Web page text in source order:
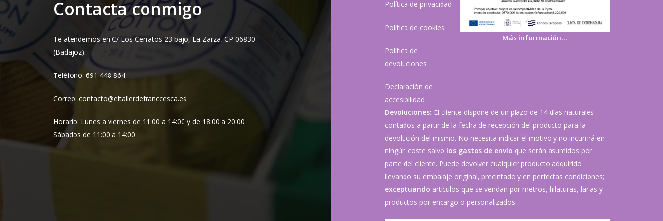
Contacta conmigo
Te atendemos en C/ Los Cerratos 23 bajo, La Zarza, CP 06830
(Badajoz).
Teléfono: 691 448 864
Correo: contacto@eltallerdefranccesca.es
Horario: Lunes a viernes de 11:00 a 14:00 y de 18:00 a 20:00
Sábados de 11:00 a 14:00
Política de privacidad
Política de cookies
Política de
devoluciones
Declaración de
accesibilidad
Más información…
Devoluciones: El cliente dispone de un plazo de 14 días naturales
contados a partir de la fecha de recepción del producto para la
devolución del mismo. No necesita indicar el motivo y no incurrirá en
ningún coste salvo los gastos de envío que serán asumidos por
parte del cliente. Puede devolver cualquier producto adquirido
llevando su embalaje original, precintado y en perfectas condiciones;
exceptuando artículos que se vendan por metros, hilaturas, lanas y
productos por encargo o personalizados.